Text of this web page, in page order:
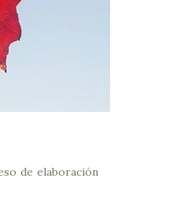
de elaboración